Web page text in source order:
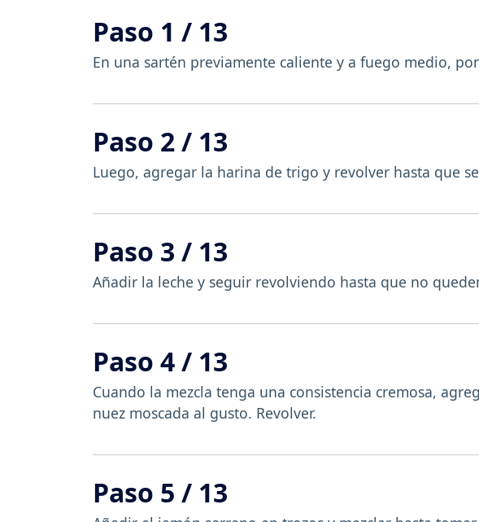
Paso 1 / 13
En una sartén previamente caliente y a fuego medio,
Paso 2 / 13
Luego, agregar la harina de trigo y revolver hasta que
Paso 3 / 13
Añadir la leche y seguir revolviendo hasta que no
Paso 4 / 13
Cuando la mezcla tenga una consistencia cremosa,
nuez moscada al gusto. Revolver.
Paso 5 / 13